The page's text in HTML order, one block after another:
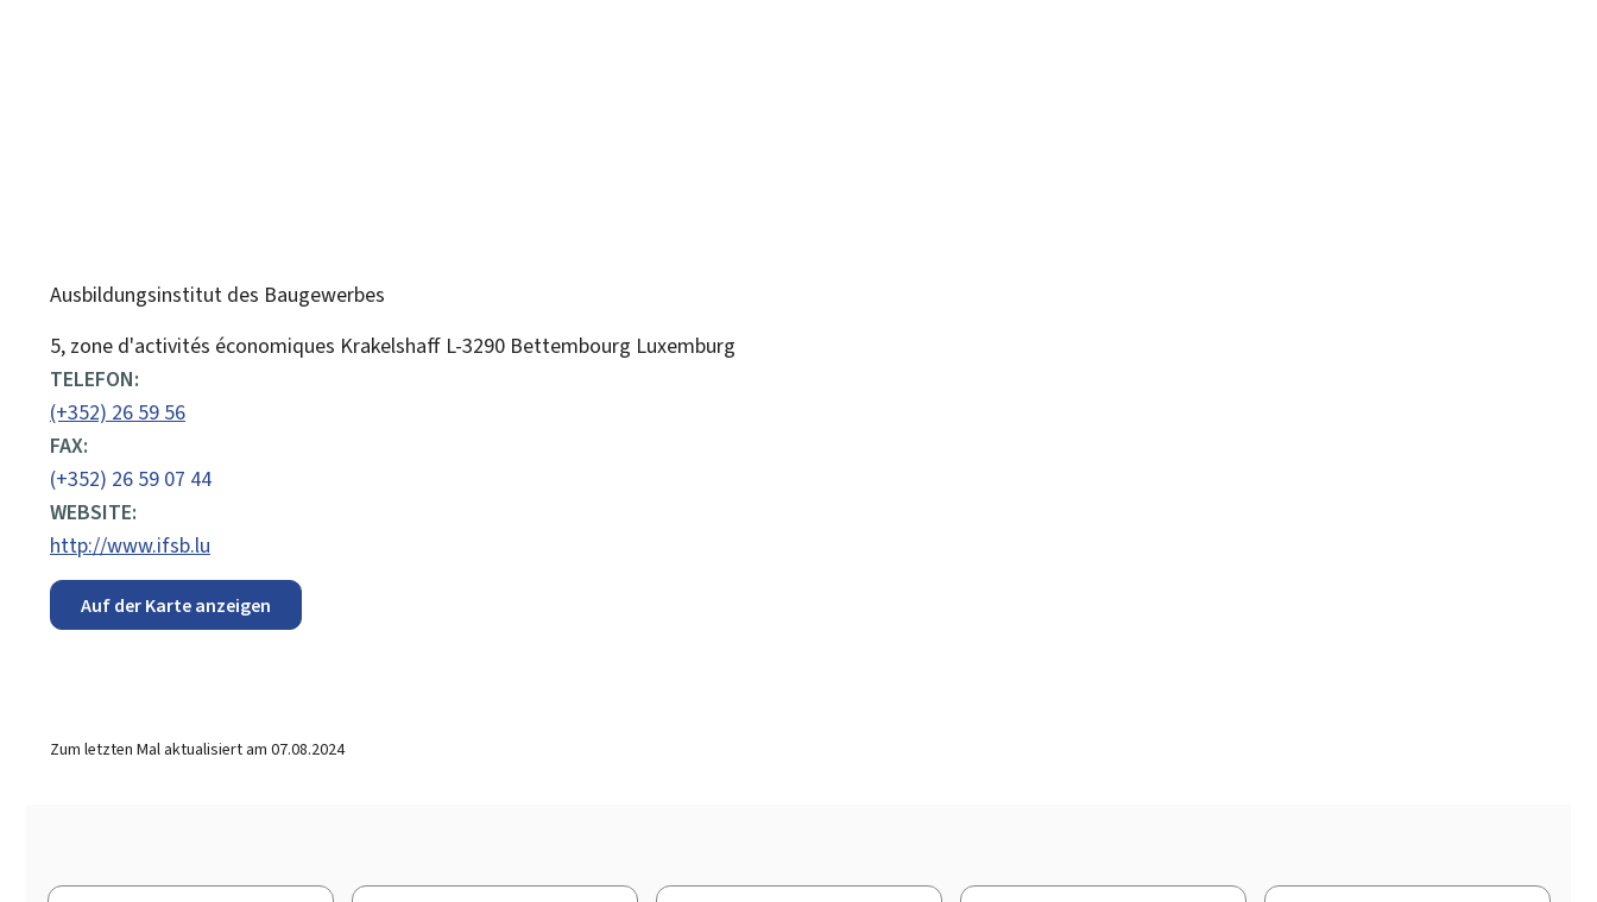
Ausbildungsinstitut des Baugewerbes
ADRESSE:
5, zone d'activités économiques Krakelshaff L-3290 Bettembourg Luxemburg
TELEFON:
(+352) 26 59 56
FAX:
(+352) 26 59 07 44
WEBSITE:
http://www.ifsb.lu
Auf der Karte anzeigen
Zum letzten Mal aktualisiert am 07.08.2024